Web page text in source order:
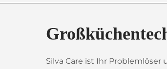
Silva Care ist Ihr